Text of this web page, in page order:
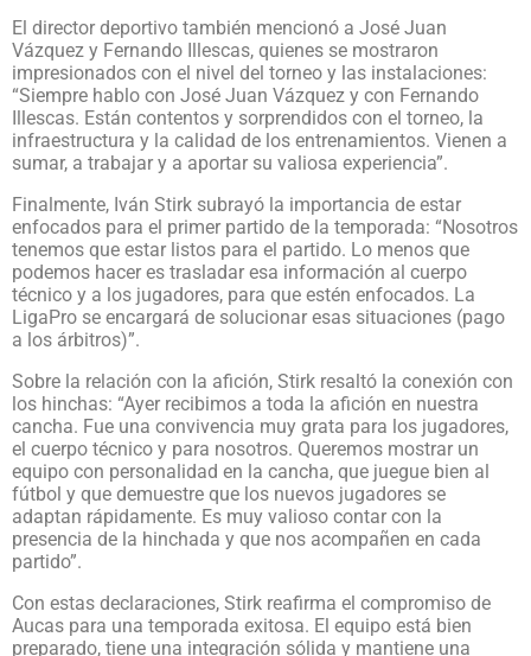
El director deportivo también mencionó a José Juan
Vázquez y Fernando Illescas, quienes se mostraron
impresionados con el nivel del torneo y las instalaciones:
“Siempre hablo con José Juan Vázquez y con Fernando
Illescas. Están contentos y sorprendidos con el torneo, la
infraestructura y la calidad de los entrenamientos. Vienen a
sumar, a trabajar y a aportar su valiosa experiencia”.
Finalmente, Iván Stirk subrayó la importancia de estar
enfocados para el primer partido de la temporada: “Nosotros
tenemos que estar listos para el partido. Lo menos que
podemos hacer es trasladar esa información al cuerpo
técnico y a los jugadores, para que estén enfocados. La
LigaPro se encargará de solucionar esas situaciones (pago
a los árbitros)”.
Sobre la relación con la afición, Stirk resaltó la conexión con
los hinchas: “Ayer recibimos a toda la afición en nuestra
cancha. Fue una convivencia muy grata para los jugadores,
el cuerpo técnico y para nosotros. Queremos mostrar un
equipo con personalidad en la cancha, que juegue bien al
fútbol y que demuestre que los nuevos jugadores se
adaptan rápidamente. Es muy valioso contar con la
presencia de la hinchada y que nos acompañen en cada
partido”.
Con estas declaraciones, Stirk reafirma el compromiso de
Aucas para una temporada exitosa. El equipo está bien
preparado, tiene una integración sólida y mantiene una